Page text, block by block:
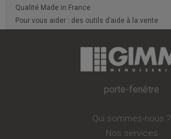
Qualité Made in France
Pour vous aider : des outils d’aide à la vente
porte-fenêtre
Qui sommes-nous ?
Nos services